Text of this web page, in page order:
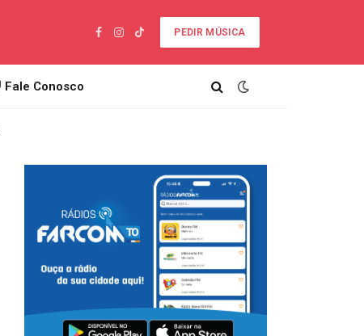
Facebook
Instagram
TikTok
PEDIR MÚSICA
Fale Conosco